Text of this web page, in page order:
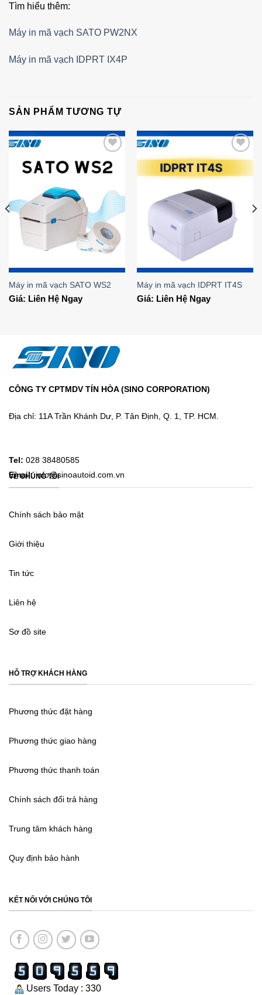
Tìm hiểu thêm:
Máy in mã vạch SATO PW2NX
Máy in mã vạch IDPRT IX4P
SẢN PHẨM TƯƠNG TỰ
Add to
Wishlist
Máy in mã vạch SATO WS2
Giá: Liên Hệ Ngay
Add to
Máy in mã vạch IDPRT IT4S
Giá: Liên Hệ Ngay
CÔNG TY CPTMDV TÍN HÒA (SINO CORPORATION)
Địa chỉ: 11A Trần Khánh Dư, P. Tân Định, Q. 1, TP. HCM.
Tel: 028 38480585
Email:info@sinoautoid.com.vn
VỀ CHÚNG TÔI
Chính sách bảo mật
Giới thiệu
Tin tức
Liên hệ
Sơ đồ site
HỖ TRỢ KHÁCH HÀNG
Phương thức đặt hàng
Phương thức giao hàng
Phương thức thanh toán
Chính sách đổi trả hàng
Trung tâm khách hàng
Quy định bảo hành
KẾT NỐI VỚI CHÚNG TÔI
Users Today : 330